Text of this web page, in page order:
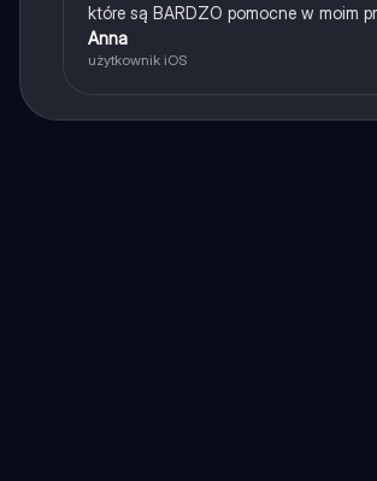
które są BARDZO pomocne w moim
Anna
użytkownik iOS